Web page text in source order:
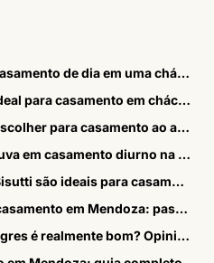
O que usar em um casamento de dia em uma chácara?
Qual a decoração ideal para casamento em chácara de dia?
Que tipo de menu escolher para casamento ao ar livre em chácara?
Como lidar com chuva em casamento diurno na chácara?
Quais espaços da Bisutti são ideais para casamentos em chácara?
Documentos para casamento em Mendoza: passo a passo em 2026
Casamento em Milagres é realmente bom? Opiniões sinceras